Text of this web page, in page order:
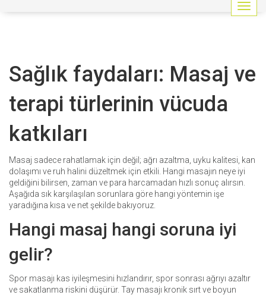
G
e
e
a
p
a
Sağlık faydaları: Masaj ve
terapi türlerinin vücuda
katkıları
Masaj sadece rahatlamak için değil; ağrı azaltma, uyku kalitesi, kan
dolaşımı ve ruh halini düzeltmek için etkili. Hangi masajın neye iyi
geldiğini bilirsen, zaman ve para harcamadan hızlı sonuç alırsın.
Aşağıda sık karşılaşılan sorunlara göre hangi yöntemin işe
yaradığına kısa ve net şekilde bakıyoruz.
Hangi masaj hangi soruna iyi
gelir?
Spor masajı kas iyileşmesini hızlandırır, spor sonrası ağrıyı azaltır
ve sakatlanma riskini düşürür. Tay masajı kronik sırt ve boyun